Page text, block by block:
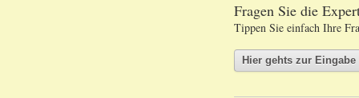
Fragen Sie die
Tippen Sie einfach Ihre